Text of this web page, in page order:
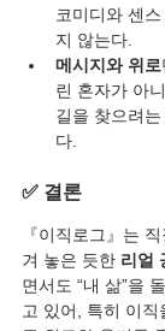
코미디와 센
지 않는다.
메시지와 위로
린 혼자가 아
길을 찾으려
다.
✅ 결론
『이직로그』는
겨 놓은 듯한 리얼
면서도 “내 삶”을
고 있어, 특히 이